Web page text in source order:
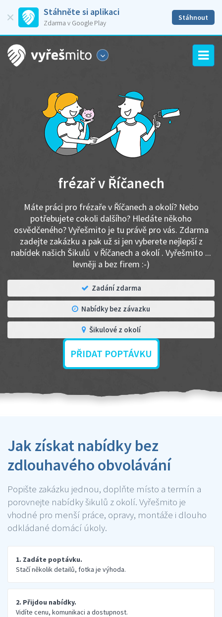
Stáhněte si aplikaci
Zdarma v Google Play
Stáhnout
frézař v Říčanech
Máte práci pro frézaře v Říčanech a okolí? Nebo
potřebujete cokoli dalšího? Hledáte někoho
osvědčeného? Vyřešmito je tu právě pro vás. Zdarma
zadejte zakázku a pak už si jen vyberete nejlepší z
nabídek našich Šikulů v Říčanech a okolí . Vyřešmito ...
levněji a bez firem :-)
Zadání zdarma
Nabídky bez závazku
Šikulové z okolí
PŘIDAT POPTÁVKU
Jak získat nabídky bez
zdlouhavého obvolávání
Popište zakázku jednou, doplňte místo a termín a
porovnejte nabídky šikulů z okolí. Vyřešmito je
vhodné pro menší práce, opravy, montáže i dlouho
odkládané domácí úkoly.
1. Zadáte poptávku.
Stačí několik detailů, fotka je výhoda.
2. Přijdou nabídky.
Vidíte cenu, komunikaci a dostupnost.